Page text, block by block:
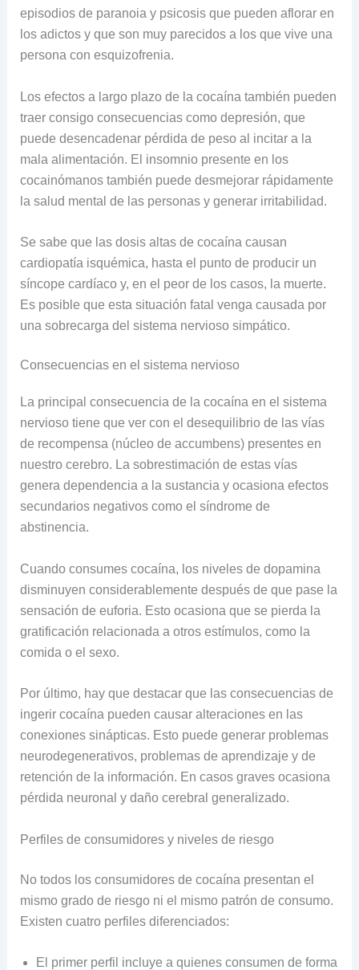
episodios de paranoia y psicosis que pueden aflorar en
los adictos y que son muy parecidos a los que vive una
persona con esquizofrenia.
Los efectos a largo plazo de la cocaína también pueden
traer consigo consecuencias como depresión, que
puede desencadenar pérdida de peso al incitar a la
mala alimentación. El insomnio presente en los
cocainómanos también puede desmejorar rápidamente
la salud mental de las personas y generar irritabilidad.
Se sabe que las dosis altas de cocaína causan
cardiopatía isquémica, hasta el punto de producir un
síncope cardíaco y, en el peor de los casos, la muerte.
Es posible que esta situación fatal venga causada por
una sobrecarga del sistema nervioso simpático.
Consecuencias en el sistema nervioso
La principal consecuencia de la cocaína en el sistema
nervioso tiene que ver con el desequilibrio de las vías
de recompensa (núcleo de accumbens) presentes en
nuestro cerebro. La sobrestimación de estas vías
genera dependencia a la sustancia y ocasiona efectos
secundarios negativos como el síndrome de
abstinencia.
Cuando consumes cocaína, los niveles de dopamina
disminuyen considerablemente después de que pase la
sensación de euforia. Esto ocasiona que se pierda la
gratificación relacionada a otros estímulos, como la
comida o el sexo.
Por último, hay que destacar que las consecuencias de
ingerir cocaína pueden causar alteraciones en las
conexiones sinápticas. Esto puede generar problemas
neurodegenerativos, problemas de aprendizaje y de
retención de la información. En casos graves ocasiona
pérdida neuronal y daño cerebral generalizado.
Perfiles de consumidores y niveles de riesgo
No todos los consumidores de cocaína presentan el
mismo grado de riesgo ni el mismo patrón de consumo.
Existen cuatro perfiles diferenciados:
El primer perfil incluye a quienes consumen de forma